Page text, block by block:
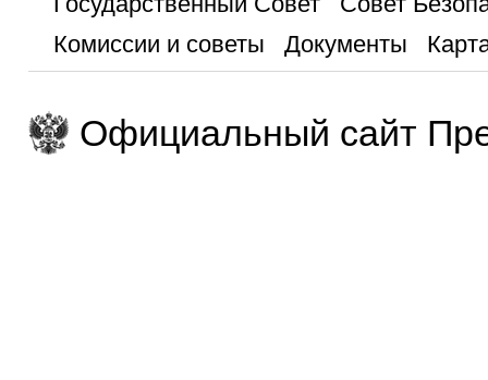
Комиссии и советы
Документы
Официальный сайт